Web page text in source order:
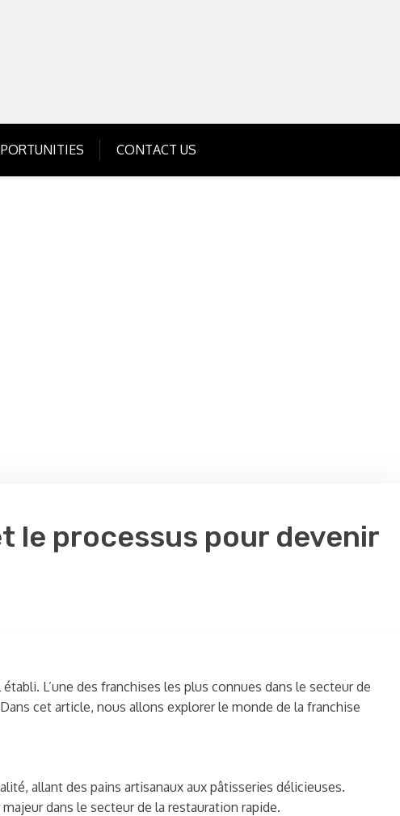
CONTACT US
le processus pour devenir
L’une des franchises les plus connues dans le secteur de
cet article, nous allons explorer le monde de la franchise
allant des pains artisanaux aux pâtisseries délicieuses.
dans le secteur de la restauration rapide.